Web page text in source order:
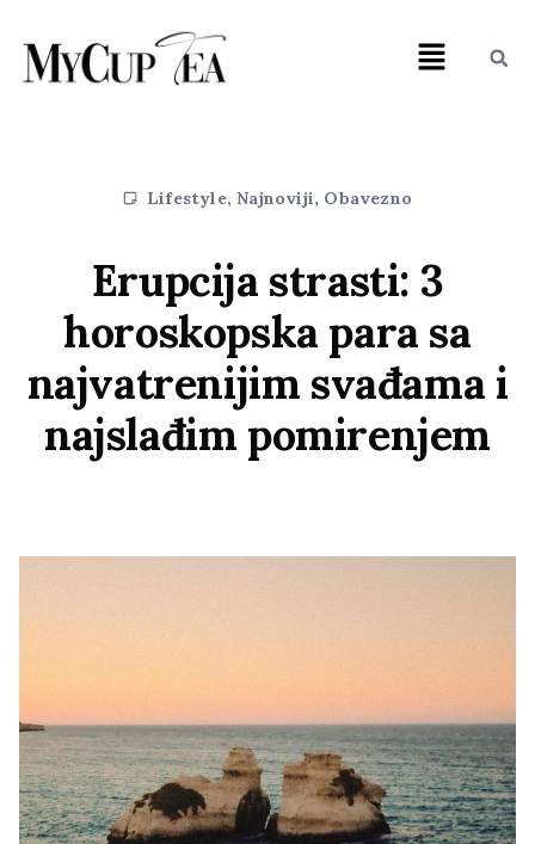
Lifestyle,Najnoviji, Obavezno
Erupcija strasti: 3
horoskopska para sa
najvatrenijim svađama i
najslađim pomirenjem